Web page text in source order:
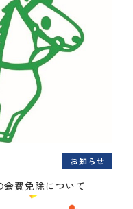
お知らせ
費免除について